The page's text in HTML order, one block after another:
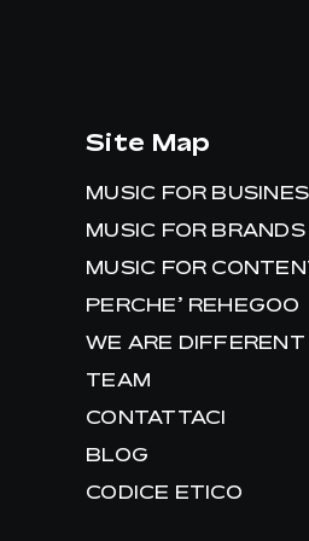
Site Map
MUSIC FOR
MUSIC FOR BRANDS
MUSIC FOR
PERCHE’ REHEGOO
WE ARE DIFFERENT
TEAM
CONTATTACI
BLOG
CODICE ETICO